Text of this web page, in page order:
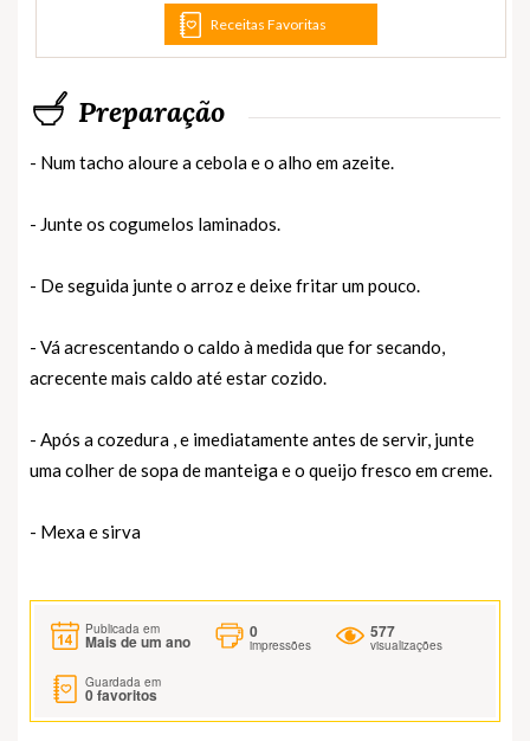
Receitas Favoritas
Preparação
- Num tacho aloure a cebola e o alho em azeite.
- Junte os cogumelos laminados.
- De seguida junte o arroz e deixe fritar um pouco.
- Vá acrescentando o caldo à medida que for secando,
acrecente mais caldo até estar cozido.
- Após a cozedura , e imediatamente antes de servir, junte
uma colher de sopa de manteiga e o queijo fresco em creme.
- Mexa e sirva
Publicada em
Mais de um ano
0
impressões
577
visualizações
Guardada em
0favoritos